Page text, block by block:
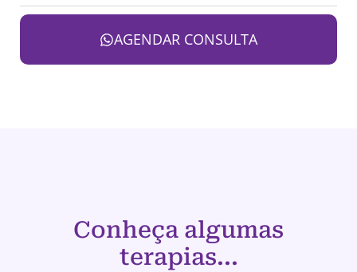
AGENDAR CONSULTA
Conheça algumas
terapias...